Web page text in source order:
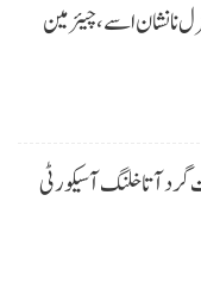
نا نشان اسے، چیئرمین
میر سرفراز بگٹی نا ہنگو ٹی 7 دہشت گرد آتا خلنگ آ سیکورٹی